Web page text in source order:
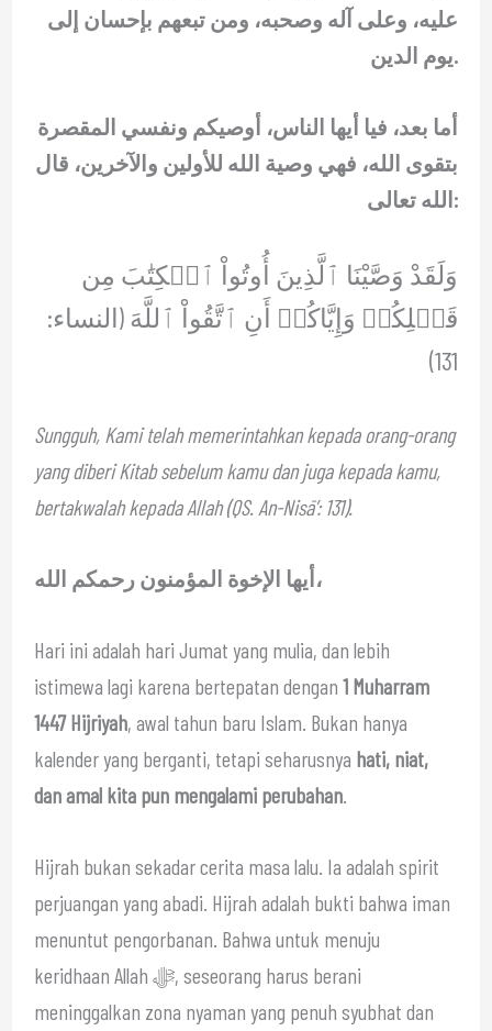
عليه، وعلى آله وصحبه، ومن تبعهم بإحسان إلى
يوم الدين.
أما بعد، فيا أيها الناس، أوصيكم ونفسي المقصرة
بتقوى الله، فهي وصية الله للأولين والآخرين، قال
الله تعالى:
وَلَقَدْ وَصَّيْنَا ٱلَّذِينَ أُوتُواْ ٱلۡكِتَٰبَ مِن
قَبۡلِكُمۡ وَإِيَّاكُمۡ أَنِ ٱتَّقُواْ ٱللَّهَ (النساء:
131)
Sungguh, Kami telah memerintahkan kepada orang-orang
yang diberi Kitab sebelum kamu dan juga kepada kamu,
bertakwalah kepada Allah (QS. An-Nisā’: 131).
أيها الإخوة المؤمنون رحمكم الله،
Hari ini adalah hari Jumat yang mulia, dan lebih
istimewa lagi karena bertepatan dengan 1 Muharram
1447 Hijriyah, awal tahun baru Islam. Bukan hanya
kalender yang berganti, tetapi seharusnya hati, niat,
dan amal kita pun mengalami perubahan.
Hijrah bukan sekadar cerita masa lalu. Ia adalah spirit
perjuangan yang abadi. Hijrah adalah bukti bahwa iman
menuntut pengorbanan. Bahwa untuk menuju
keridhaan Allah ﷻ, seseorang harus berani
meninggalkan zona nyaman yang penuh syubhat dan